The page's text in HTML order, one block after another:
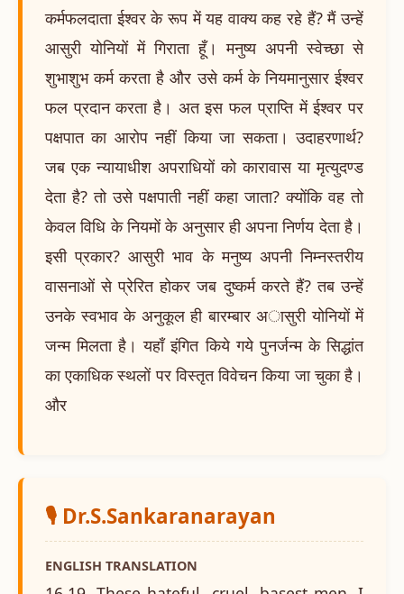
कर्मफलदाता ईश्वर के रूप में यह वाक्य कह रहे हैं? मैं उन्हें
आसुरी योनियों में गिराता हूँ। मनुष्य अपनी स्वेच्छा से
शुभाशुभ कर्म करता है और उसे कर्म के नियमानुसार ईश्वर
फल प्रदान करता है। अत इस फल प्राप्ति में ईश्वर पर
पक्षपात का आरोप नहीं किया जा सकता। उदाहरणार्थ?
जब एक न्यायाधीश अपराधियों को कारावास या मृत्युदण्ड
देता है? तो उसे पक्षपाती नहीं कहा जाता? क्योंकि वह तो
केवल विधि के नियमों के अनुसार ही अपना निर्णय देता है।
इसी प्रकार? आसुरी भाव के मनुष्य अपनी निम्नस्तरीय
वासनाओं से प्रेरित होकर जब दुष्कर्म करते हैं? तब उन्हें
उनके स्वभाव के अनुकूल ही बारम्बार अासुरी योनियों में
जन्म मिलता है। यहाँ इंगित किये गये पुनर्जन्म के सिद्धांत
का एकाधिक स्थलों पर विस्तृत विवेचन किया जा चुका है।
और
🎙️ Dr.S.Sankaranarayan
ENGLISH TRANSLATION